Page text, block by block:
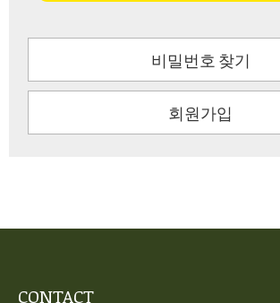
비밀번호 찾기
회원가입
CONTACT